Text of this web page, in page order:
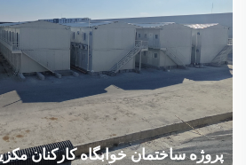
گزارش محاسبه تنش معتبری را به مشتری
پروژه ساختمان خوابگاه کارکنان